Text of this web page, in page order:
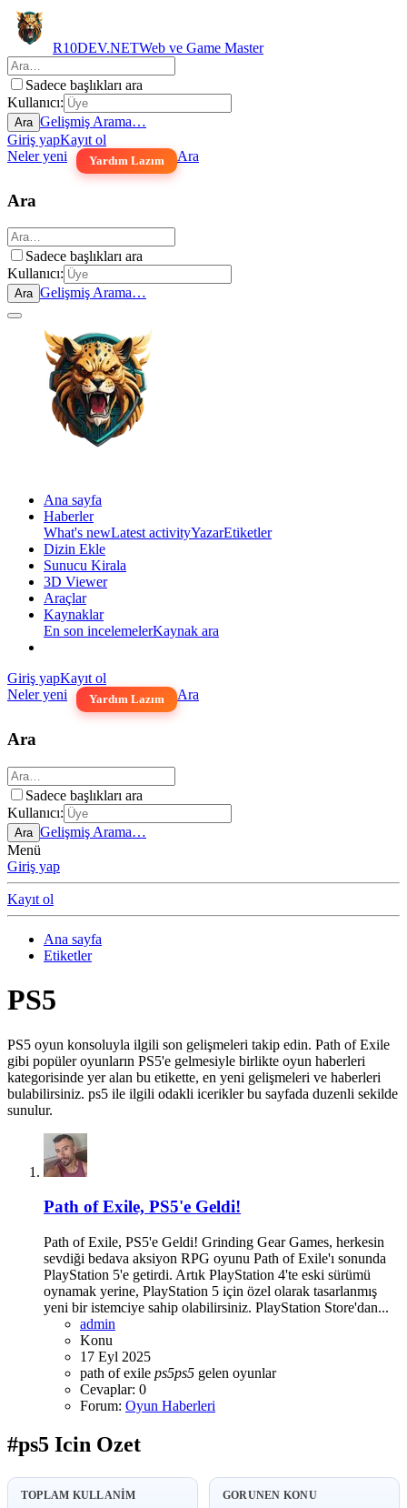
R10DEV.NETWeb ve Game Master
Sadece başlıkları ara
Kullanıcı:
Ara Gelişmiş Arama…
Giriş yapKayıt ol
Neler yeni
Yardım Lazım Ara
Ara
Sadece başlıkları ara
Kullanıcı:
Ara Gelişmiş Arama…
Ana sayfa
Haberler
What's newLatest activityYazarEtiketler
Dizin Ekle
Sunucu Kirala
3D Viewer
Araçlar
Kaynaklar
En son incelemelerKaynak ara
Giriş yapKayıt ol
Neler yeni
Yardım Lazım Ara
Ara
Sadece başlıkları ara
Kullanıcı:
Ara Gelişmiş Arama…
Menü
Giriş yap
Kayıt ol
Ana sayfa
Etiketler
PS5
PS5 oyun konsoluyla ilgili son gelişmeleri takip edin. Path of Exile
gibi popüler oyunların PS5'e gelmesiyle birlikte oyun haberleri
kategorisinde yer alan bu etikette, en yeni gelişmeleri ve haberleri
bulabilirsiniz. ps5 ile ilgili odakli icerikler bu sayfada duzenli sekilde
sunulur.
Path of Exile, PS5'e Geldi!
Path of Exile, PS5'e Geldi! Grinding Gear Games, herkesin
sevdiği bedava aksiyon RPG oyunu Path of Exile'ı sonunda
PlayStation 5'e getirdi. Artık PlayStation 4'te eski sürümü
oynamak yerine, PlayStation 5 için özel olarak tasarlanmış
yeni bir istemciye sahip olabilirsiniz. PlayStation Store'dan...
admin
Konu
17 Eyl 2025
path of exile ps5ps5 gelen oyunlar
Cevaplar: 0
Forum: Oyun Haberleri
#ps5 Icin Ozet
TOPLAM KULLANIM GORUNEN KONU